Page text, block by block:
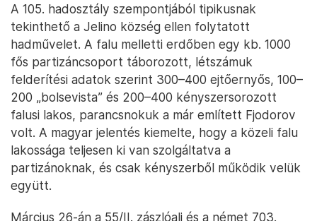
A 105. hadosztály szempontjából tipikusnak
tekinthető a Jelino község ellen folytatott
hadművelet. A falu melletti erdőben egy kb. 1000
fős partizáncsoport táborozott, létszámuk
felderítési adatok szerint 300–400 ejtőernyős, 100–
200 „bolsevista” és 200–400 kényszersorozott
falusi lakos, parancsnokuk a már említett Fjodorov
volt. A magyar jelentés kiemelte, hogy a közeli falu
lakossága teljesen ki van szolgáltatva a
partizánoknak, és csak kényszerből működik velük
együtt.
Március 26-án a 55/II. zászlóalj és a német 703.